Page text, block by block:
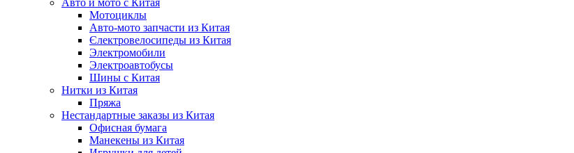
Мотоциклы
Авто-мото запчасти из Китая
Єлектровелосипеды из Китая
Электромобили
Электроавтобусы
Шины с Китая
Нитки из Китая
Пряжа
Нестандартные заказы из Китая
Офисная бумага
Манекены из Китая